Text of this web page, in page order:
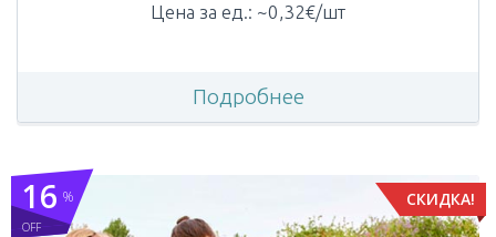
Цена за ед.: ~0,32€/шт
Подробнее
СКИДКА!
%
OFF
16